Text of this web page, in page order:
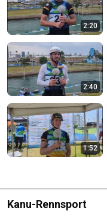
2:20
2:40
1:52
Kanu-Rennsport